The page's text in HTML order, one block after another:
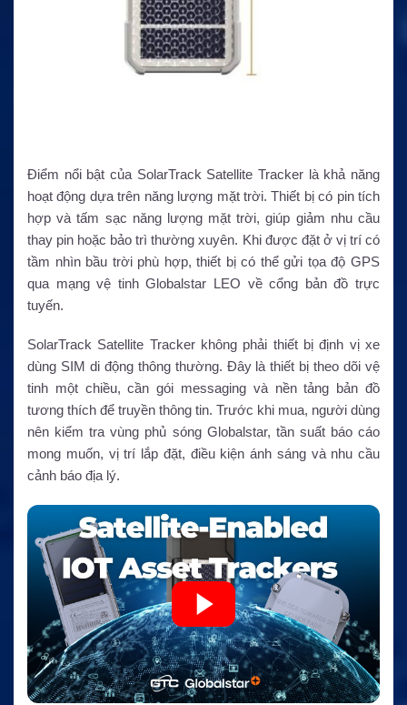
Điểm nổi bật của SolarTrack Satellite Tracker là khả năng
hoạt động dựa trên năng lượng mặt trời. Thiết bị có pin tích
hợp và tấm sạc năng lượng mặt trời, giúp giảm nhu cầu
thay pin hoặc bảo trì thường xuyên. Khi được đặt ở vị trí có
tầm nhìn bầu trời phù hợp, thiết bị có thể gửi tọa độ GPS
qua mạng vệ tinh Globalstar LEO về cổng bản đồ trực
tuyến.
SolarTrack Satellite Tracker không phải thiết bị định vị xe
dùng SIM di động thông thường. Đây là thiết bị theo dõi vệ
tinh một chiều, cần gói messaging và nền tảng bản đồ
tương thích để truyền thông tin. Trước khi mua, người dùng
nên kiểm tra vùng phủ sóng Globalstar, tần suất báo cáo
mong muốn, vị trí lắp đặt, điều kiện ánh sáng và nhu cầu
cảnh báo địa lý.